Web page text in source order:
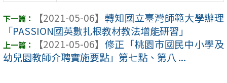
【2021-05-06】 轉知國立臺灣師範大學辦理
「PASSION國英數扎根教材教法增能研習」
【2021-05-06】 修正「桃園市國民中小學及
幼兒園教師介聘實施要點」第七點、第八 ...